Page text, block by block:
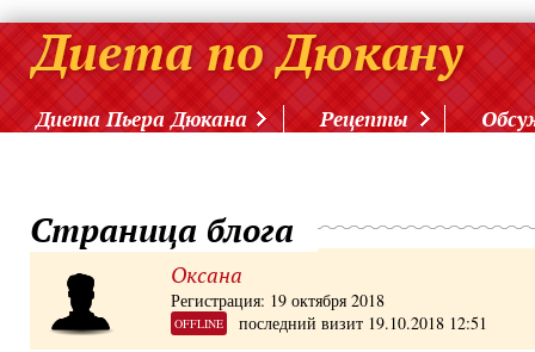
Диета Пьера Дюкана Рецепты
Страница блога
Оксана
Регистрация: 19 октября 2018
OFFLINE последний визит 19.10.2018 12:51